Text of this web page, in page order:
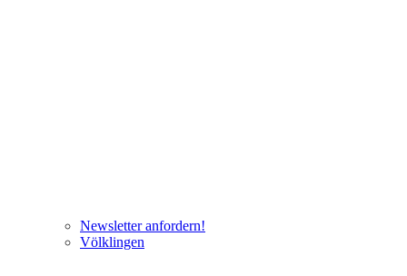
Newsletter anfordern!
Völklingen